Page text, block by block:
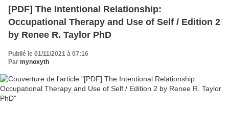
[PDF] The Intentional Relationship:
Occupational Therapy and Use of Self / Edition 2
by Renee R. Taylor PhD
Publié le 01/11/2021 à 07:16
Par mynoxyth